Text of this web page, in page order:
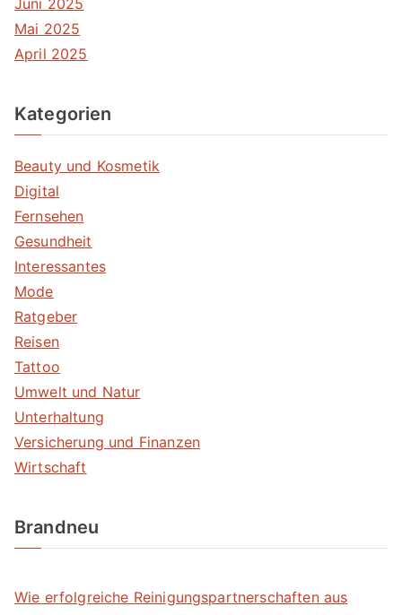
Juni 2025
Mai 2025
April 2025
Kategorien
Beauty und Kosmetik
Digital
Fernsehen
Gesundheit
Interessantes
Mode
Ratgeber
Reisen
Tattoo
Umwelt und Natur
Unterhaltung
Versicherung und Finanzen
Wirtschaft
Brandneu
Wie erfolgreiche Reinigungspartnerschaften aus